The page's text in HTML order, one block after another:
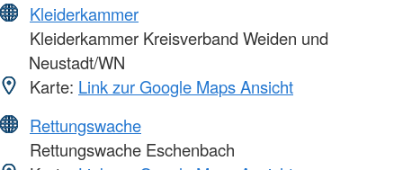
Kleiderkammer
Kleiderkammer Kreisverband Weiden und
Neustadt/WN
Karte: Link zur Google Maps Ansicht
Rettungswache
Rettungswache Eschenbach